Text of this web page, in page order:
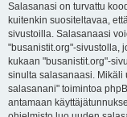
Salasanasi on turvattu
kuitenkin suositeltavaa,
sivustoilla. Salasanaasi
"busanistit.org"-sivustolla,
kukaan "busanistit.org"-
sinulta salasanaasi. Mikäli
salasanani" toimintoa
antamaan